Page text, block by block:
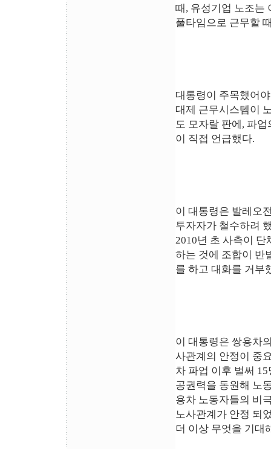
때, 유성기업 노조는
풀타임으로 근무할
대통령이 주목했어
대제 근무시스템이
도 모자랄 판에, 파
이 직접 언급했다.
이 대통령은 발레오
투자자가 철수하려
2010년 초 사측이
하는 것에 조합이 반
를 하고 대화를 거부
이 대통령은 쌍용차
사관계의 안정이 중
차 파업 이후 벌써
공권력을 동원해 노
용차 노동자들의 비
노사관계가 안정 되
더 이상 무엇을 기대